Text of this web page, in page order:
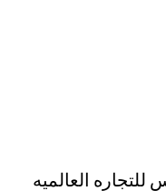
العالميه